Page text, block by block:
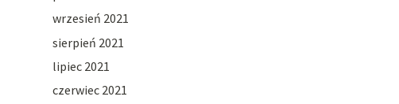
wrzesień 2021
sierpień 2021
lipiec 2021
czerwiec 2021